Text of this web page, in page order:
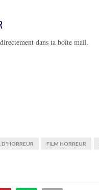
dans ta boîte mail.
D'HORREUR FILM HORREUR